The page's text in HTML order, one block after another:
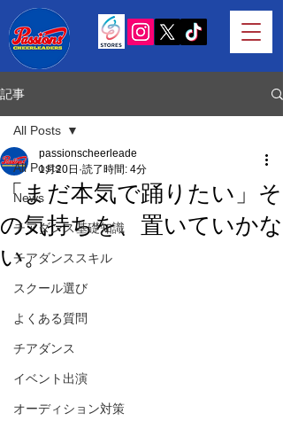
記事
All Posts
News
チアダンス基礎知識
チアダンススキル
スクール選び
よくある質問
チアダンス
イベント出演
オーディション対策
All Posts
「まだ本気で踊りたい」そ
の気持ちを、置いていかな
い。
passionscheerleade
1月20日 読了時間: 4分